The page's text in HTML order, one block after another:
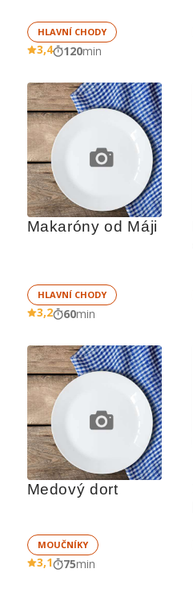
HLAVNÍ CHODY
3,4 120min
Makaróny od Máji
HLAVNÍ CHODY
3,2 60min
Medový dort
MOUČNÍKY
3,1 75min